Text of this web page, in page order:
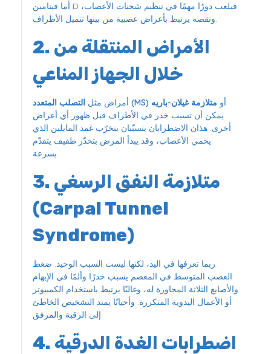
أما فيتامين D فيلعب دورًا مهمًا في تنظيم شحنات الأعصاب،
ونقصه يرتبط بأعراض عصبية من بينها تنميل الأطراف.
2. الأمراض المنتقلة من
خلال الجهاز المناعي
أمراض مثل التصلب المتعدد (MS) أو متلازمة غيلان-باريه
يمكن أن تسبب خدر في الأطراف قبل ظهور أي أعراض
أخرى. هذان الاضطرابان يتسبّبان بتخرّب غمد المايلين الذي
يحمي الأعصاب، وقد يبدأ المرض بتخدّر طفيف يتقدّم
بسرعة.
3. متلازمة النفق الرسغي
(Carpal Tunnel
Syndrome)
ربما تعرفها في اليد، لكنها ليست السبب الوحيد. ضغط
العصب المتوسط في المعصم يسبب خدرًا وألمًا في الإبهام
والأصابع الثلاثة المجاورة له، وغالبًا يرتبط باستخدام الكمبيوتر
أو الأعمال اليدوية المتكررة. وأحيانًا يمتد التشخيص الخاطئ
إلى الرقبة والمرفق.
4. اضطرابات الغدة الدرقية